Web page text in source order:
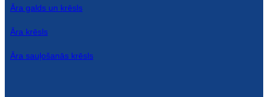
Āra galds un krēsls
Āra krēsls
Āra sauļošanās krēsls